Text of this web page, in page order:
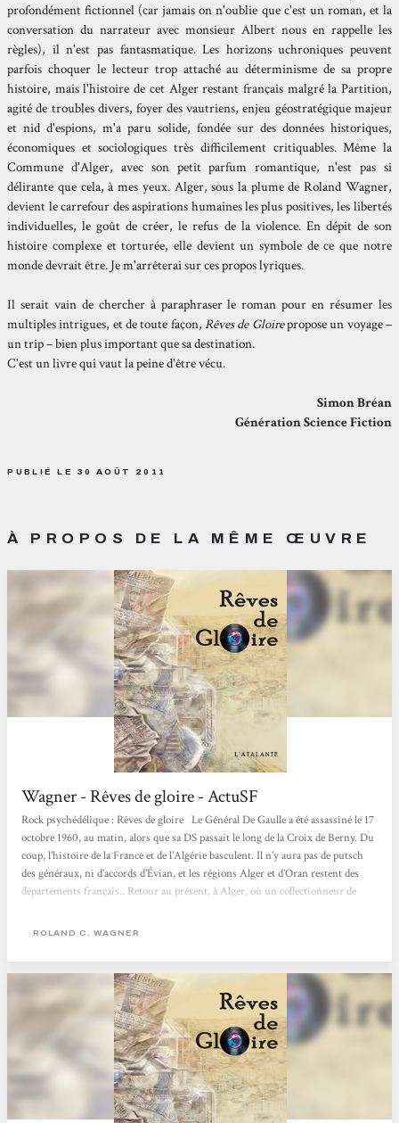
profondément fictionnel (car jamais on n'oublie que c'est un roman, et la
conversation du narrateur avec monsieur Albert nous en rappelle les
règles), il n'est pas fantasmatique. Les horizons uchroniques peuvent
parfois choquer le lecteur trop attaché au déterminisme de sa propre
histoire, mais l'histoire de cet Alger restant français malgré la Partition,
agité de troubles divers, foyer des vautriens, enjeu géostratégique majeur
et nid d'espions, m'a paru solide, fondée sur des données historiques,
économiques et sociologiques très difficilement critiquables. Même la
Commune d'Alger, avec son petit parfum romantique, n'est pas si
délirante que cela, à mes yeux. Alger, sous la plume de Roland Wagner,
devient le carrefour des aspirations humaines les plus positives, les libertés
individuelles, le goût de créer, le refus de la violence. En dépit de son
histoire complexe et torturée, elle devient un symbole de ce que notre
monde devrait être. Je m'arrêterai sur ces propos lyriques.
Il serait vain de chercher à paraphraser le roman pour en résumer les
multiples intrigues, et de toute façon, Rêves de Gloirepropose un voyage –
un trip – bien plus important que sa destination.
C'est un livre qui vaut la peine d'être vécu.
Simon Bréan
Génération Science Fiction
PUBLIÉ LE 30 AOÛT 2011
À PROPOS DE LA MÊME ŒUVRE
Wagner - Rêves de gloire - ActuSF
Rock psychédélique : Rêves de gloire Le Général De Gaulle a été assassiné le 17
octobre 1960, au matin, alors que sa DS passait le long de la Croix de Berny. Du
coup, l’histoire de la France et de l’Algérie basculent. Il n’y aura pas de putsch
des généraux, ni d’accords d’Évian, et les régions Alger et d’Oran restent des
départements français.. Retour au présent, à Alger, où un collectionneur de
pièce rare des années...
ROLAND C. WAGNER